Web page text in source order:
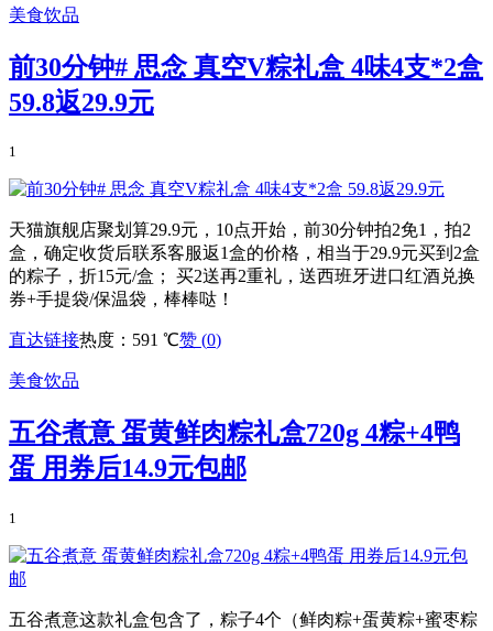
美食饮品
前30分钟# 思念 真空V粽礼盒 4味4支*2盒
59.8返29.9元
1
天猫旗舰店聚划算29.9元，10点开始，前30分钟拍2免1，拍2
盒，确定收货后联系客服返1盒的价格，相当于29.9元买到2盒
的粽子，折15元/盒； 买2送再2重礼，送西班牙进口红酒兑换
券+手提袋/保温袋，棒棒哒！
直达链接热度：591 ℃赞 (0)
美食饮品
五谷煮意 蛋黄鲜肉粽礼盒720g 4粽+4鸭
蛋 用券后14.9元包邮
1
五谷煮意这款礼盒包含了，粽子4个（鲜肉粽+蛋黄粽+蜜枣粽